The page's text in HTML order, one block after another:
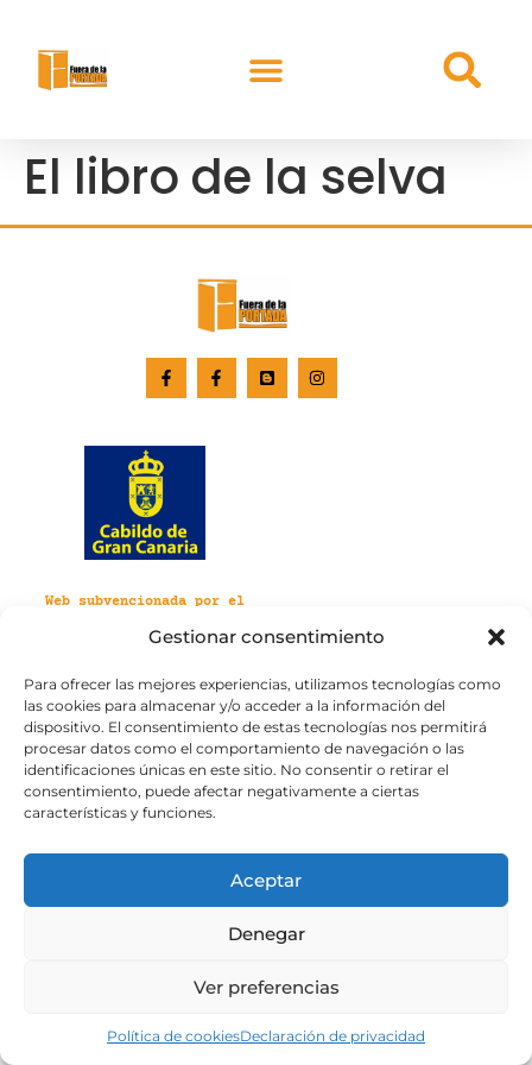
Gestionar consentimiento
Para ofrecer las mejores experiencias, utilizamos tecnologías como
las cookies para almacenar y/o acceder a la información del
dispositivo. El consentimiento de estas tecnologías nos permitirá
procesar datos como el comportamiento de navegación o las
identificaciones únicas en este sitio. No consentir o retirar el
consentimiento, puede afectar negativamente a ciertas
características y funciones.
Aceptar
Denegar
Ver preferencias
Política de cookiesDeclaración de privacidad
El libro de la selva
Web subvencionada por el
Aviso legalPolítica de privacidad
Política de cookies
Portal de transparenciaAccesibilidad